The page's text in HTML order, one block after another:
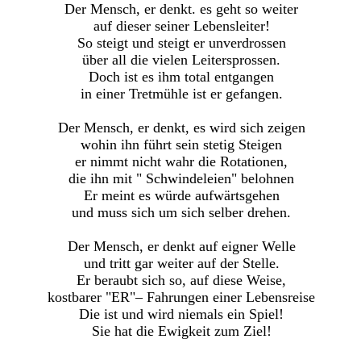
Der Mensch, er denkt. es geht so weiter
auf dieser seiner Lebensleiter!
So steigt und steigt er unverdrossen
über all die vielen Leitersprossen.
Doch ist es ihm total entgangen
in einer Tretmühle ist er gefangen.
Der Mensch, er denkt, es wird sich zeigen
wohin ihn führt sein stetig Steigen
er nimmt nicht wahr die Rotationen,
die ihn mit " Schwindeleien" belohnen
Er meint es würde aufwärtsgehen
und muss sich um sich selber drehen.
Der Mensch, er denkt auf eigner Welle
und tritt gar weiter auf der Stelle.
Er beraubt sich so, auf diese Weise,
kostbarer "ER"– Fahrungen einer Lebensreise
Die ist und wird niemals ein Spiel!
Sie hat die Ewigkeit zum Ziel!